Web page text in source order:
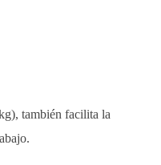
también facilita la